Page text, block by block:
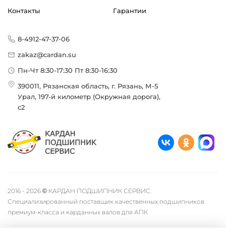
Контакты
Гарантии
8-4912-47-37-06
zakaz@cardan.su
Пн-Чт 8:30-17:30 Пт 8:30-16:30
390011, Рязанская область, г. Рязань, М-5
Урал, 197-й километр (Окружная дорога),
с2
2016 - 2026 © КАРДАН ПОДШИПНИК СЕРВИС.
Специализированный поставщик качественных подшипников
премиум-класса и карданных валов для АПК